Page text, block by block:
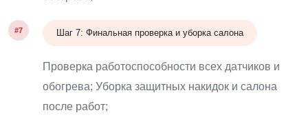
#7 Шаг 7: Финальная проверка и уборка салона
Проверка работоспособности всех датчиков и
обогрева; Уборка защитных накидок и салона
после работ;